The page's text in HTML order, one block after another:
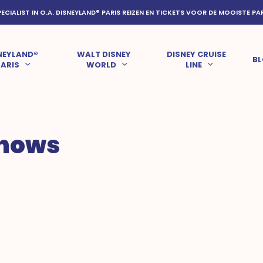
IN O.A. DISNEYLAND® PARIS REIZEN EN TICKETS VOOR DE MOOISTE
WALT DISNEY
WORLD
DISNEY CRUISE
LINE